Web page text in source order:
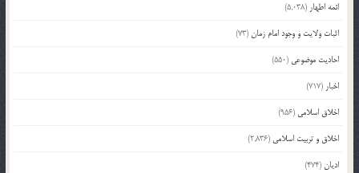
ائمه اطهار (5,038)
اثبات ولایت و وجود امام زمان(73)
احادیث موضوعی (550)
اخبار (717)
اخلاق اسلامی (956)
اخلاق و تربیت اسلامی (2,836)
ادیان(474)